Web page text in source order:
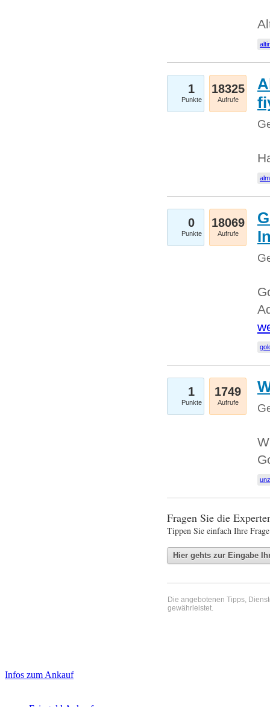
1
Punkte
18325
Aufrufe
0
Punkte
18069
Aufrufe
1
Punkte
1749
Aufrufe
Fragen Sie die
Tippen Sie einfach Ihre
Die angebotenen Tipps,
gewährleistet.
Sidebar
Infos zum Ankauf